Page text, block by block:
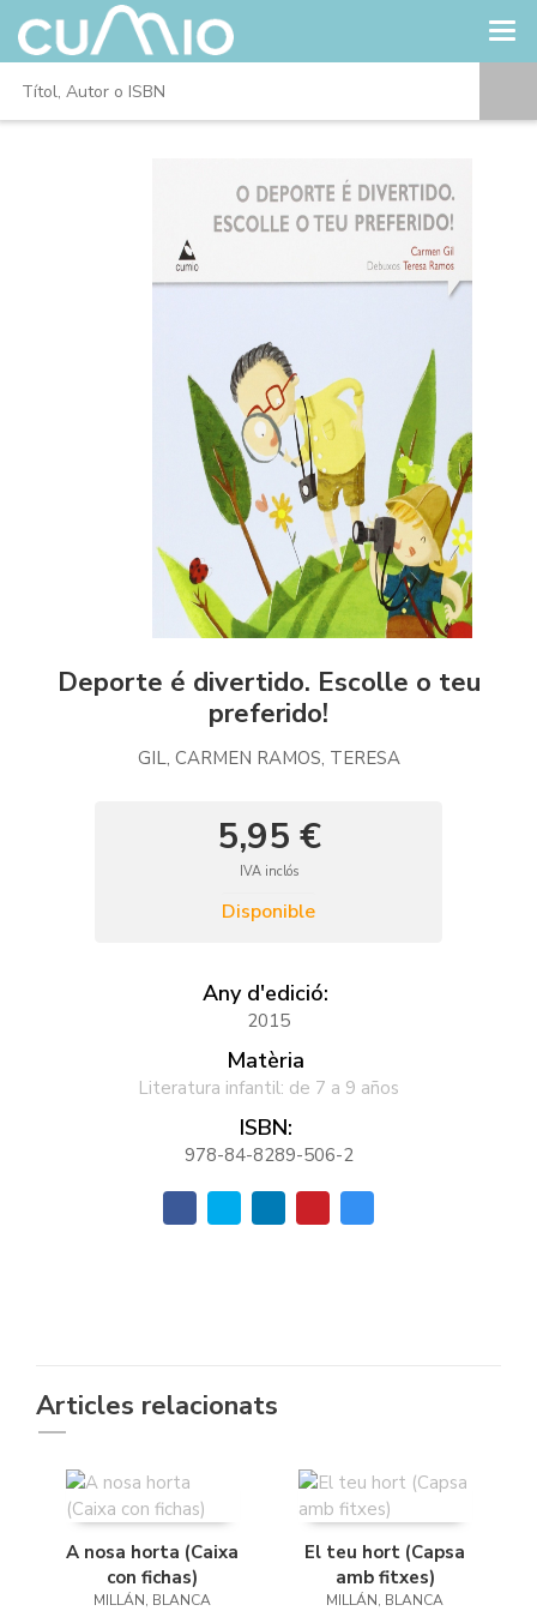
Deporte é divertido. Escolle o teu
preferido!
GIL, CARMEN RAMOS, TERESA
5,95 €
IVA inclós
Disponible
Any d'edició:
2015
Matèria
Literatura infantil: de 7 a 9 años
ISBN:
978-84-8289-506-2
Articles relacionats
A nosa horta (Caixa
con fichas)
MILLÁN, BLANCA
El teu hort (Capsa
amb fitxes)
MILLÁN, BLANCA